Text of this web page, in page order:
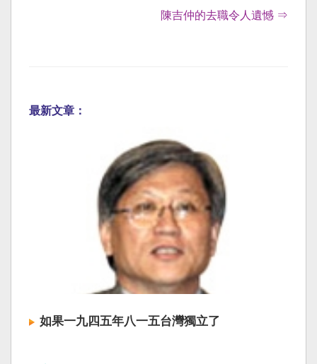
陳吉仲的去職令人遺憾 ⇒
最新文章：
如果一九四五年八一五台灣獨立了